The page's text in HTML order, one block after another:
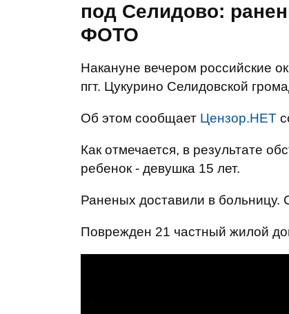
под Селидово:
ФОТО
Накануне вечером российские
пгт. Цукурино Селидовской
Об этом сообщает Цензор.НЕТ
Как отмечается, в результате
ребенок - девушка 15 лет.
Раненых доставили в больницу.
Поврежден 21 частный жилой